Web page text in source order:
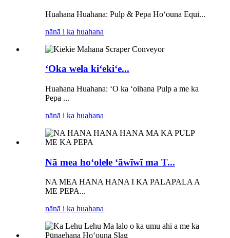
Huahana Huahana: Pulp & Pepa Hoʻouna Equi...
nānā i ka huahana
ʻOka wela kiʻekiʻe...
Huahana Huahana: ʻO ka ʻoihana Pulp a me ka
Pepa ...
nānā i ka huahana
Nā mea hoʻolele ʻāwīwī ma T...
NA MEA HANA HANA I KA PALAPALA A
ME PEPA...
nānā i ka huahana